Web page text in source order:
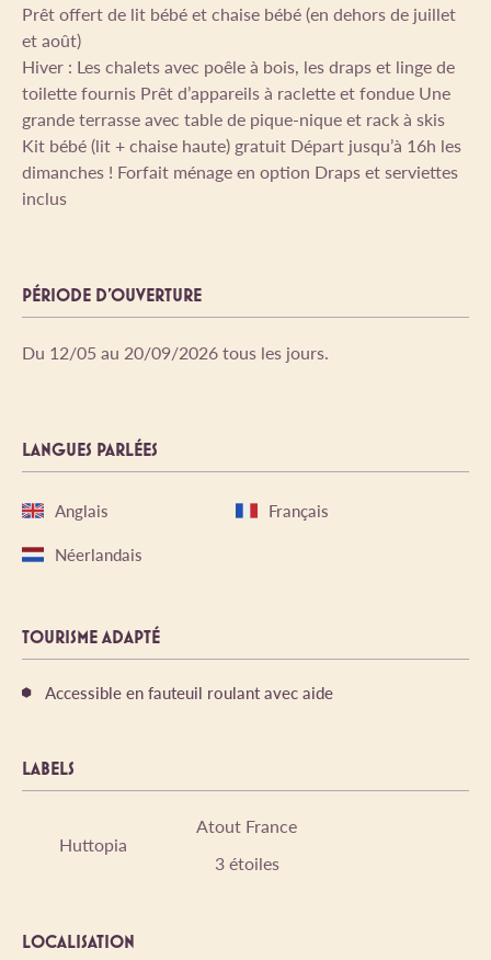
Prêt offert de lit bébé et chaise bébé (en dehors de juillet
et août)
Hiver : Les chalets avec poêle à bois, les draps et linge de
toilette fournis Prêt d’appareils à raclette et fondue Une
grande terrasse avec table de pique-nique et rack à skis
Kit bébé (lit + chaise haute) gratuit Départ jusqu’à 16h les
dimanches ! Forfait ménage en option Draps et serviettes
inclus
PÉRIODE D'OUVERTURE
Du 12/05 au 20/09/2026 tous les jours.
LANGUES PARLÉES
Anglais
Français
Néerlandais
TOURISME ADAPTÉ
Accessible en fauteuil roulant avec aide
LABELS
Huttopia
Atout France
3 étoiles
LOCALISATION